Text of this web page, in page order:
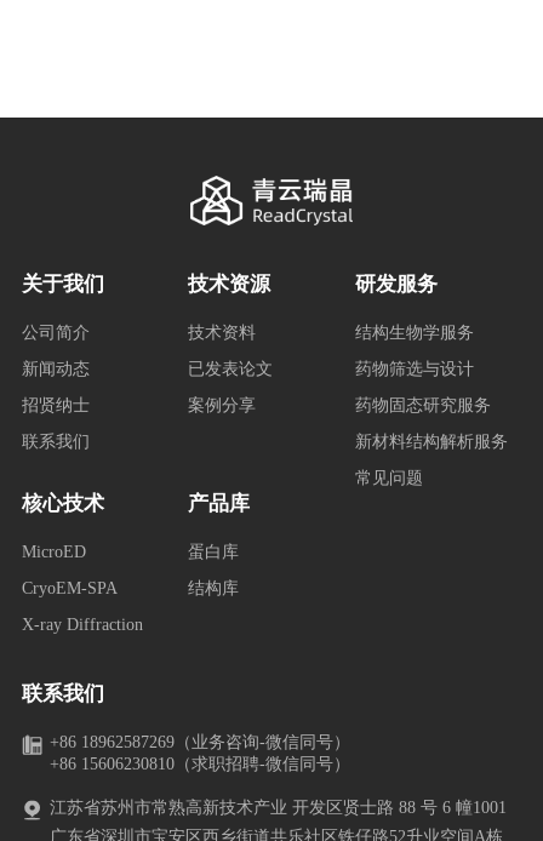
研发服务
结构生物学服务
药物筛选与设计
药物固态研究服务
新材料结构解析服务
常见问题
产品库
蛋白库
结构库
核心技术
MicroED
CryoEM-SPA
X-ray Diffraction
技术资源
技术资料
已发表论文
案例分享
关于我们
公司简介
新闻动态
招贤纳士
联系我们
联系我们
+86 18962587269（业务咨询-微信同号）
+86 15606230810（求职招聘-微信同号）
江苏省苏州市常熟高新技术产业 开发区贤士路 88 号 6 幢1001
广东省深圳市宝安区西乡街道共乐社区铁仔路52升业空间A栋